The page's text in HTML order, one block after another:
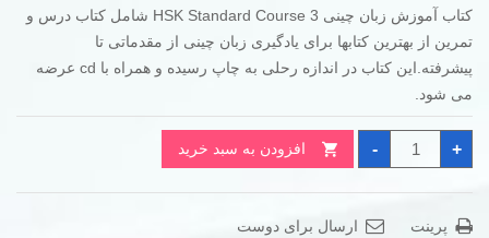
تومان1.100.000
بود.
تومان600.000
است.
کتاب آموزش زبان چینی HSK Standard Course 3 شامل کتاب درس و
تمرین از بهترین کتابها برای یادگیری زبان چینی از مقدماتی تا
پیشرفته.این کتاب در اندازه رحلی به چاپ رسیده و همراه با cd عرضه
می شود.
-
کتاب
آموزش
زبان
HSK
Course
+ افزودن به سبد خرید
پرینت ارسال برای دوست